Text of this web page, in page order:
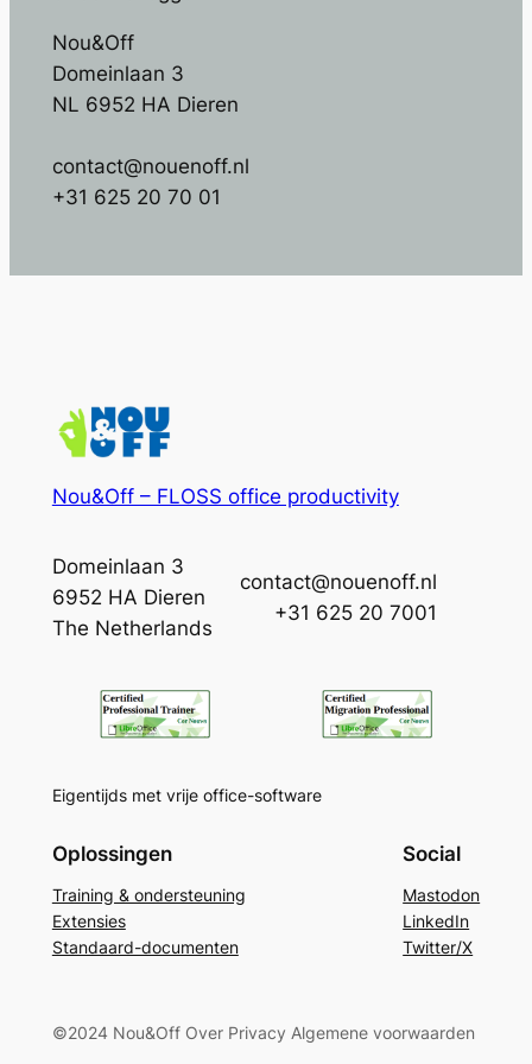
Nou&Off
Domeinlaan 3
NL 6952 HA Dieren
contact@nouenoff.nl
+31 625 20 70 01
Nou&Off – FLOSS office productivity
Domeinlaan 3
6952 HA Dieren
The Netherlands
contact@nouenoff.nl
+31 625 20 7001
Eigentijds met vrije office-software
Oplossingen
Training & ondersteuning
Extensies
Standaard-documenten
Social
Mastodon
LinkedIn
Twitter/X
©2024 Nou&Off Over Privacy Algemene voorwaarden